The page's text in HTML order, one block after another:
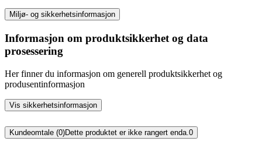
Miljø- og sikkerhetsinformasjon
Informasjon om produktsikkerhet og data
prosessering
Her finner du informasjon om generell produktsikkerhet og
produsentinformasjon
Vis sikkerhetsinformasjon
Kundeomtale (0)Dette produktet er ikke rangert enda. 0